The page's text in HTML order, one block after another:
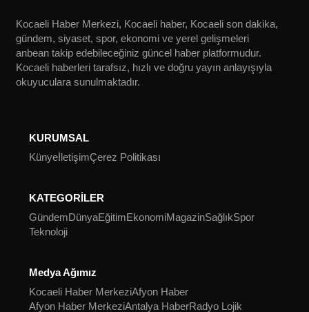
Kocaeli Haber Merkezi, Kocaeli haber, Kocaeli son dakika,
gündem, siyaset, spor, ekonomi ve yerel gelişmeleri
anbean takip edebileceğiniz güncel haber platformudur.
Kocaeli haberleri tarafsız, hızlı ve doğru yayın anlayışıyla
okuyuculara sunulmaktadır.
KURUMSAL
KünyeİletişimÇerez Politikası
KATEGORİLER
GündemDünyaEğitimEkonomiMagazinSağlıkSpor
Teknoloji
Medya Ağımız
Kocaeli Haber MerkeziAfyon Haber
Afyon Haber MerkeziAntalya HaberRadyo Lojik